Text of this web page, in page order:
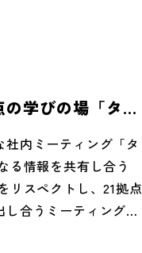
！ 気合も装いも新し
オ）」とともに、この
う！
の学びの場「タメ
内ミーティング「タ
る情報を共有し合う
リスペクトし、21拠点
合うミーティングで